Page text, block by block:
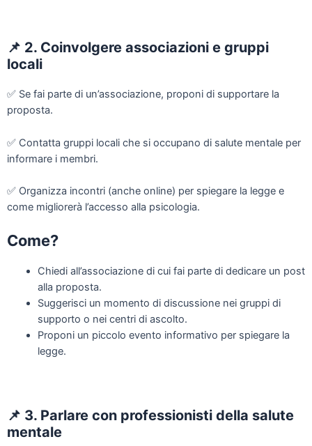
📌 2. Coinvolgere associazioni e gruppi
locali
✅ Se fai parte di un’associazione, proponi di supportare la
proposta.
✅ Contatta gruppi locali che si occupano di salute mentale per
informare i membri.
✅ Organizza incontri (anche online) per spiegare la legge e
come migliorerà l’accesso alla psicologia.
Come?
Chiedi all’associazione di cui fai parte di dedicare un post
alla proposta.
Suggerisci un momento di discussione nei gruppi di
supporto o nei centri di ascolto.
Proponi un piccolo evento informativo per spiegare la
legge.
📌 3. Parlare con professionisti della salute
mentale